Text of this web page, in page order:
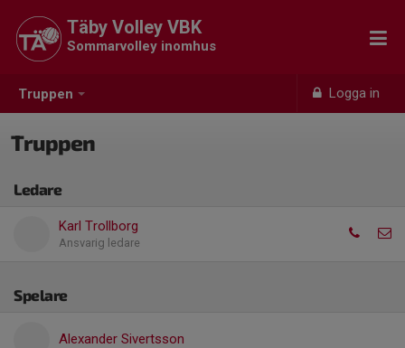
Truppen Logga in
Täby Volley VBK
Sommarvolley inomhus
Truppen
Ledare
Karl Trollborg
Ansvarig ledare
Spelare
Alexander Sivertsson